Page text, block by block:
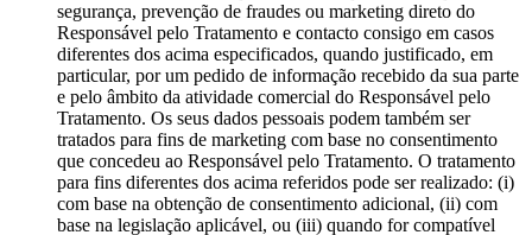
segurança, prevenção de fraudes ou marketing direto do
Responsável pelo Tratamento e contacto consigo em casos
diferentes dos acima especificados, quando justificado, em
particular, por um pedido de informação recebido da sua parte
e pelo âmbito da atividade comercial do Responsável pelo
Tratamento. Os seus dados pessoais podem também ser
tratados para fins de marketing com base no consentimento
que concedeu ao Responsável pelo Tratamento. O tratamento
para fins diferentes dos acima referidos pode ser realizado: (i)
com base na obtenção de consentimento adicional, (ii) com
base na legislação aplicável, ou (iii) quando for compatível